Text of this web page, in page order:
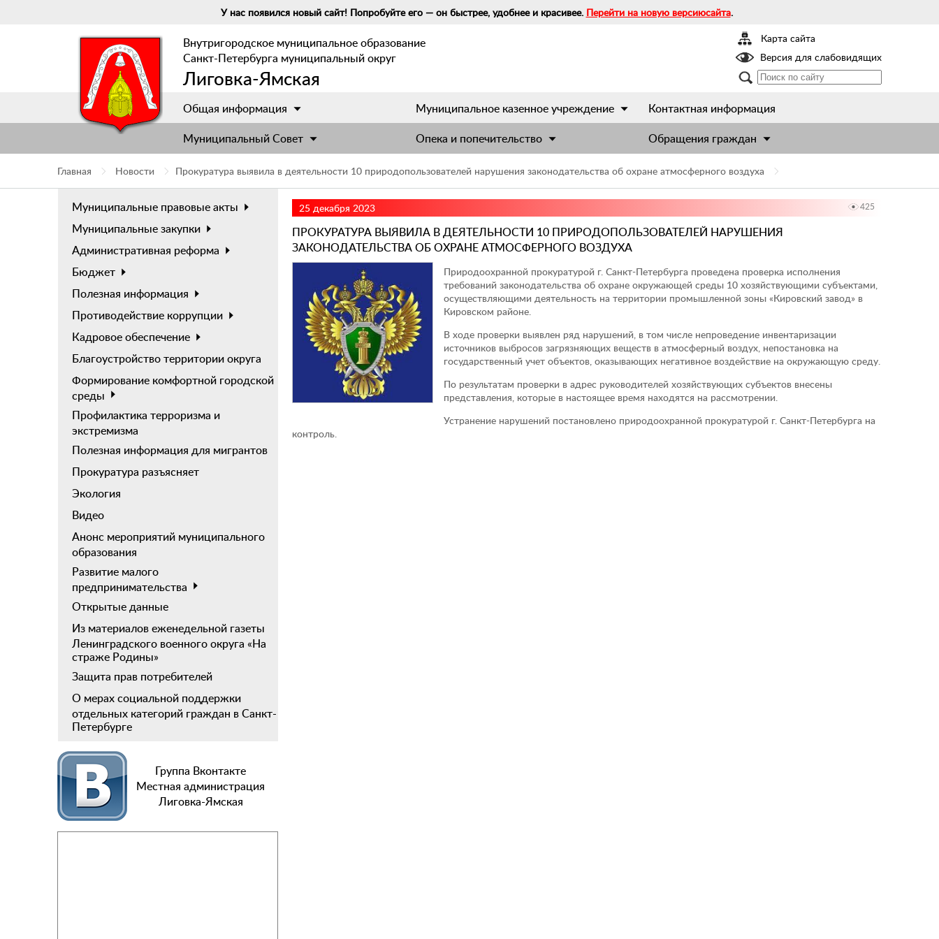
У нас появился новый сайт! Попробуйте его — он быстрее, удобнее и красивее. Перейти на новую версиюсайта.
Внутригородское муниципальное образование
Санкт-Петербурга муниципальный округ
Лиговка-Ямская
Карта сайта
Версия для слабовидящих
Общая информация Муниципальное казенное учреждение
Контактная информация
Муниципальный Cовет
Опека и попечительство Обращения граждан
Главная Новости Прокуратура выявила в деятельности 10 природопользователей нарушения законодательства об охране атмосферного воздуха
Муниципальные правовые акты
Муниципальные закупки
Административная реформа
Бюджет
Полезная информация
Противодействие коррупции
Кадровое обеспечение
Благоустройство территории округа
Формирование комфортной городской
среды
Профилактика терроризма и
экстремизма
Полезная информация для мигрантов
Прокуратура разъясняет
Экология
Видео
Анонс мероприятий муниципального
образования
Развитие малого
предпринимательства
Открытые данные
Из материалов еженедельной газеты
Ленинградского военного округа «На
страже Родины»
Защита прав потребителей
О мерах социальной поддержки
отдельных категорий граждан в Санкт-
Петербурге
Группа Вконтакте
Местная администрация
Лиговка-Ямская
25 декабря 2023 425
ПРОКУРАТУРА ВЫЯВИЛА В ДЕЯТЕЛЬНОСТИ 10 ПРИРОДОПОЛЬЗОВАТЕЛЕЙ НАРУШЕНИЯ
ЗАКОНОДАТЕЛЬСТВА ОБ ОХРАНЕ АТМОСФЕРНОГО ВОЗДУХА
Природоохранной прокуратурой г. Санкт-Петербурга проведена проверка исполнения
требований законодательства об охране окружающей среды 10 хозяйствующими субъектами,
осуществляющими деятельность на территории промышленной зоны «Кировский завод» в
Кировском районе.
В ходе проверки выявлен ряд нарушений, в том числе непроведение инвентаризации
источников выбросов загрязняющих веществ в атмосферный воздух, непостановка на
государственный учет объектов, оказывающих негативное воздействие на окружающую среду.
По результатам проверки в адрес руководителей хозяйствующих субъектов внесены
представления, которые в настоящее время находятся на рассмотрении.
Устранение нарушений постановлено природоохранной прокуратурой г. Санкт-Петербурга на
контроль.